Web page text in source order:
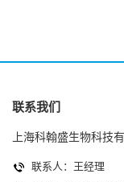
联系我们
上海科翰盛生物科技
联系人：王经理